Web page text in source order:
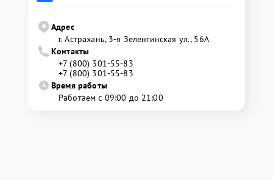
Адрес
г. Астрахань, 3-я Зеленгинская ул., 56А
Контакты
+7 (800) 301-55-83
+7 (800) 301-55-83
Время работы
Работаем с 09:00 до 21:00